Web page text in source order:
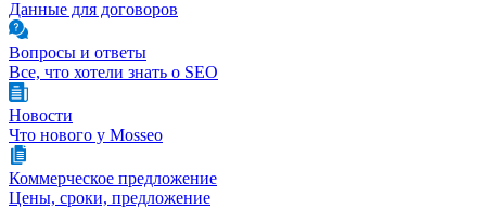
Данные для договоров
Вопросы и ответы
Все, что хотели знать о SEO
Новости
Что нового у Mosseo
Коммерческое предложение
Цены, сроки, предложение